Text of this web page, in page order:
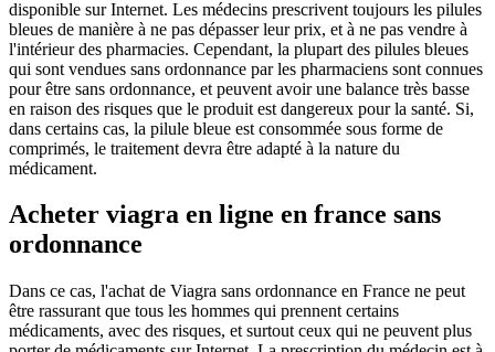
disponible sur Internet. Les médecins prescrivent toujours les pilules
bleues de manière à ne pas dépasser leur prix, et à ne pas vendre à
l'intérieur des pharmacies. Cependant, la plupart des pilules bleues
qui sont vendues sans ordonnance par les pharmaciens sont connues
pour être sans ordonnance, et peuvent avoir une balance très basse
en raison des risques que le produit est dangereux pour la santé. Si,
dans certains cas, la pilule bleue est consommée sous forme de
comprimés, le traitement devra être adapté à la nature du
médicament.
Acheter viagra en ligne en france sans
ordonnance
Dans ce cas, l'achat de Viagra sans ordonnance en France ne peut
être rassurant que tous les hommes qui prennent certains
médicaments, avec des risques, et surtout ceux qui ne peuvent plus